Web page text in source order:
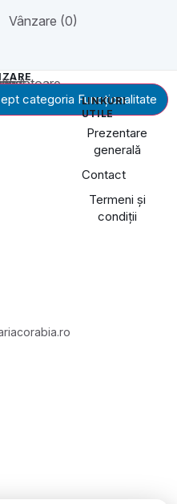
Vânzare (0)
categoria Funcționalitate
LINKURI
UTILE
Prezentare
generală
Contact
Termeni și
condiții